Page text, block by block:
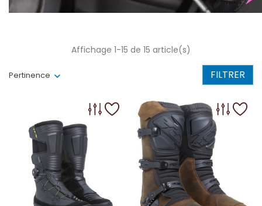
Pertinence FILTRER
Affichage 1-15 de 15 article(s)